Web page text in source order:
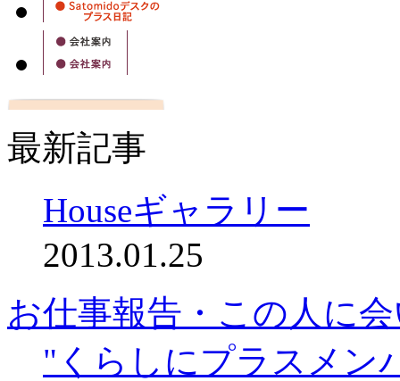
最新記事
Houseギャラリー
2013.01.25
お仕事報告・この人に
"くらしにプラスメン